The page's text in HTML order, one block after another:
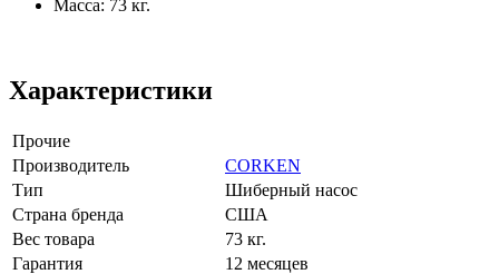
Масса: 73 кг.
Характеристики
Прочие
Производитель
CORKEN
Тип
Шиберный насос
Страна бренда
США
Вес товара
73 кг.
Гарантия
12 месяцев